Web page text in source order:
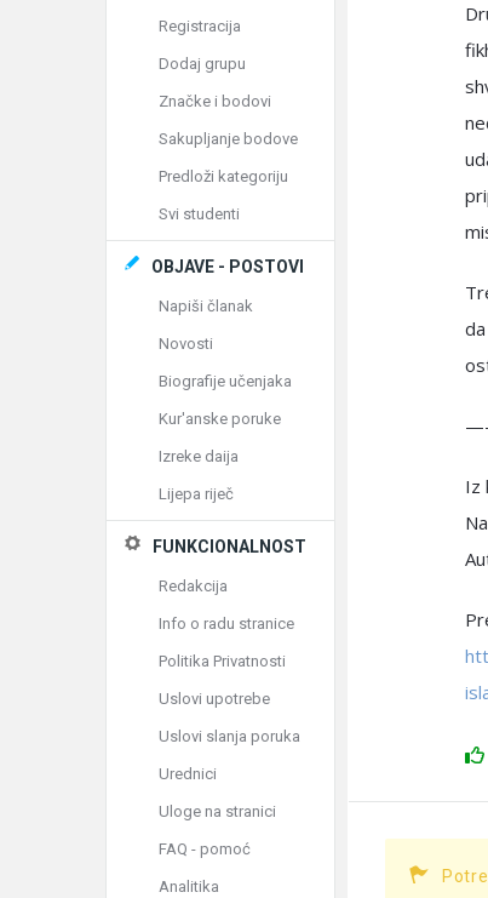
Iz
Registracija
Dodaj grupu
Značke i bodovi
Sakupljanje bodove
Predloži kategoriju
Svi studenti
OBJAVE - POSTOVI
Napiši članak
Novosti
Biografije učenjaka
Kur'anske poruke
Izreke daija
Lijepa riječ
FUNKCIONALNOST
Redakcija
Info o radu stranice
Politika Privatnosti
Uslovi upotrebe
Uslovi slanja poruka
Urednici
Uloge na stranici
FAQ - pomoć
Analitika